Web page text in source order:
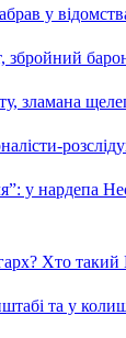
у
зламана
у нардепа
Хто
та у